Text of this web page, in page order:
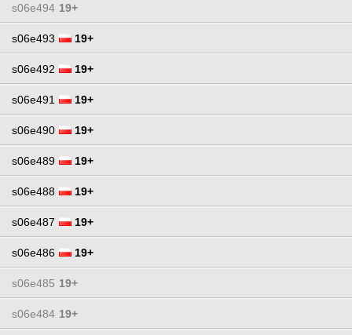
s06e494 19+
s06e493 19+
s06e492 19+
s06e491 19+
s06e490 19+
s06e489 19+
s06e488 19+
s06e487 19+
s06e486 19+
s06e485 19+
s06e484 19+